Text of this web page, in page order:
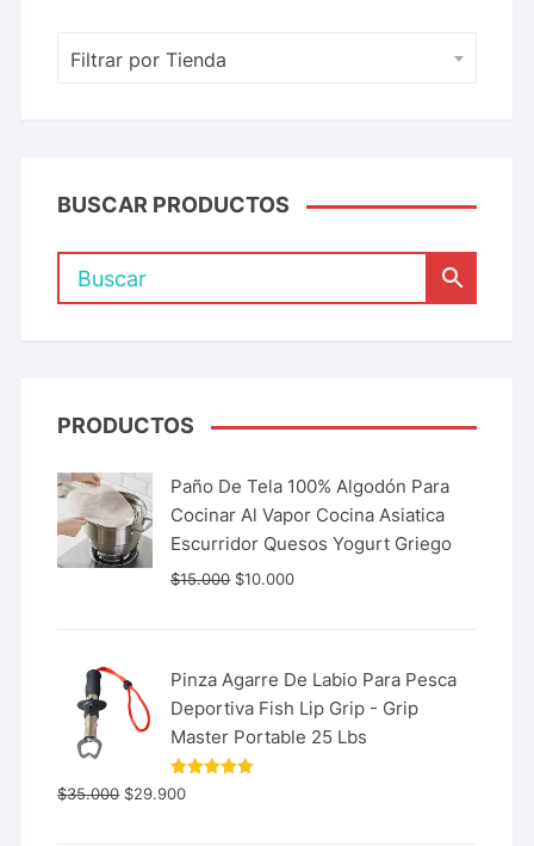
Filtrar por Tienda
BUSCAR PRODUCTOS
PRODUCTOS
Paño De Tela 100% Algodón Para
Cocinar Al Vapor Cocina Asiatica
Escurridor Quesos Yogurt Griego
$15.000 $10.000
Pinza Agarre De Labio Para Pesca
Deportiva Fish Lip Grip - Grip
Master Portable 25 Lbs
Valorado
con
$35.000 $29.900